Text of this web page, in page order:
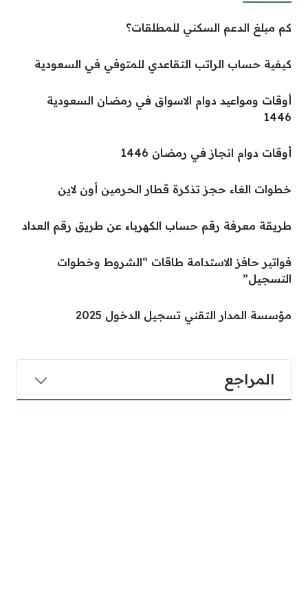
كم مبلغ الدعم السكني للمطلقات؟
كيفية حساب الراتب التقاعدي للمتوفي في السعودية
أوقات ومواعيد دوام الاسواق في رمضان السعودية
1446
أوقات دوام انجاز في رمضان 1446
خطوات الغاء حجز تذكرة قطار الحرمين أون لاين
طريقة معرفة رقم حساب الكهرباء عن طريق رقم العداد
فواتير حافز الاستدامة طاقات “الشروط وخطوات
التسجيل”
مؤسسة المدار التقني تسجيل الدخول 2025
المراجع